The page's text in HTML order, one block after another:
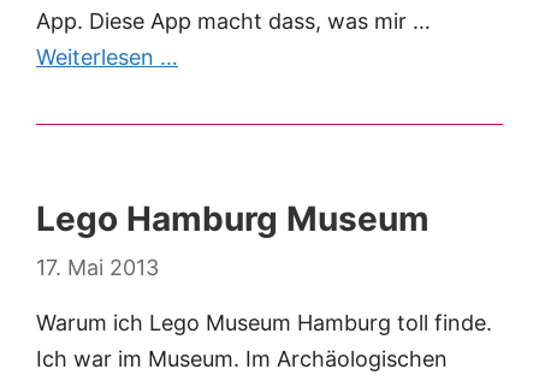
App. Diese App macht dass, was mir …
Weiterlesen …
Lego Hamburg Museum
17. Mai 2013
Warum ich Lego Museum Hamburg toll finde.
Ich war im Museum. Im Archäologischen